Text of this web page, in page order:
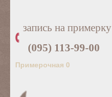
запись на примерку
(095) 113-99-00
Примерочная 0